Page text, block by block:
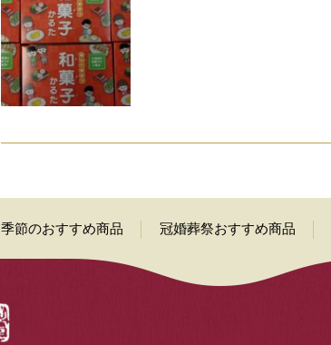
季節のおすすめ商品 冠婚葬祭おすすめ商品